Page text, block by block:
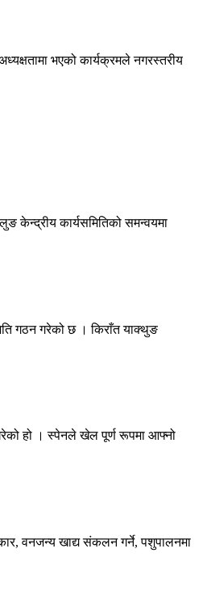
भएको कार्यक्रमले नगरस्तरीय
केन्द्रीय कार्यसमितिको समन्वयमा
गठन गरेको छ । किराँत याक्थुङ
हो । स्पेनले खेल पूर्ण रूपमा आफ्नो
वनजन्य खाद्य संकलन गर्ने, पशुपालनमा